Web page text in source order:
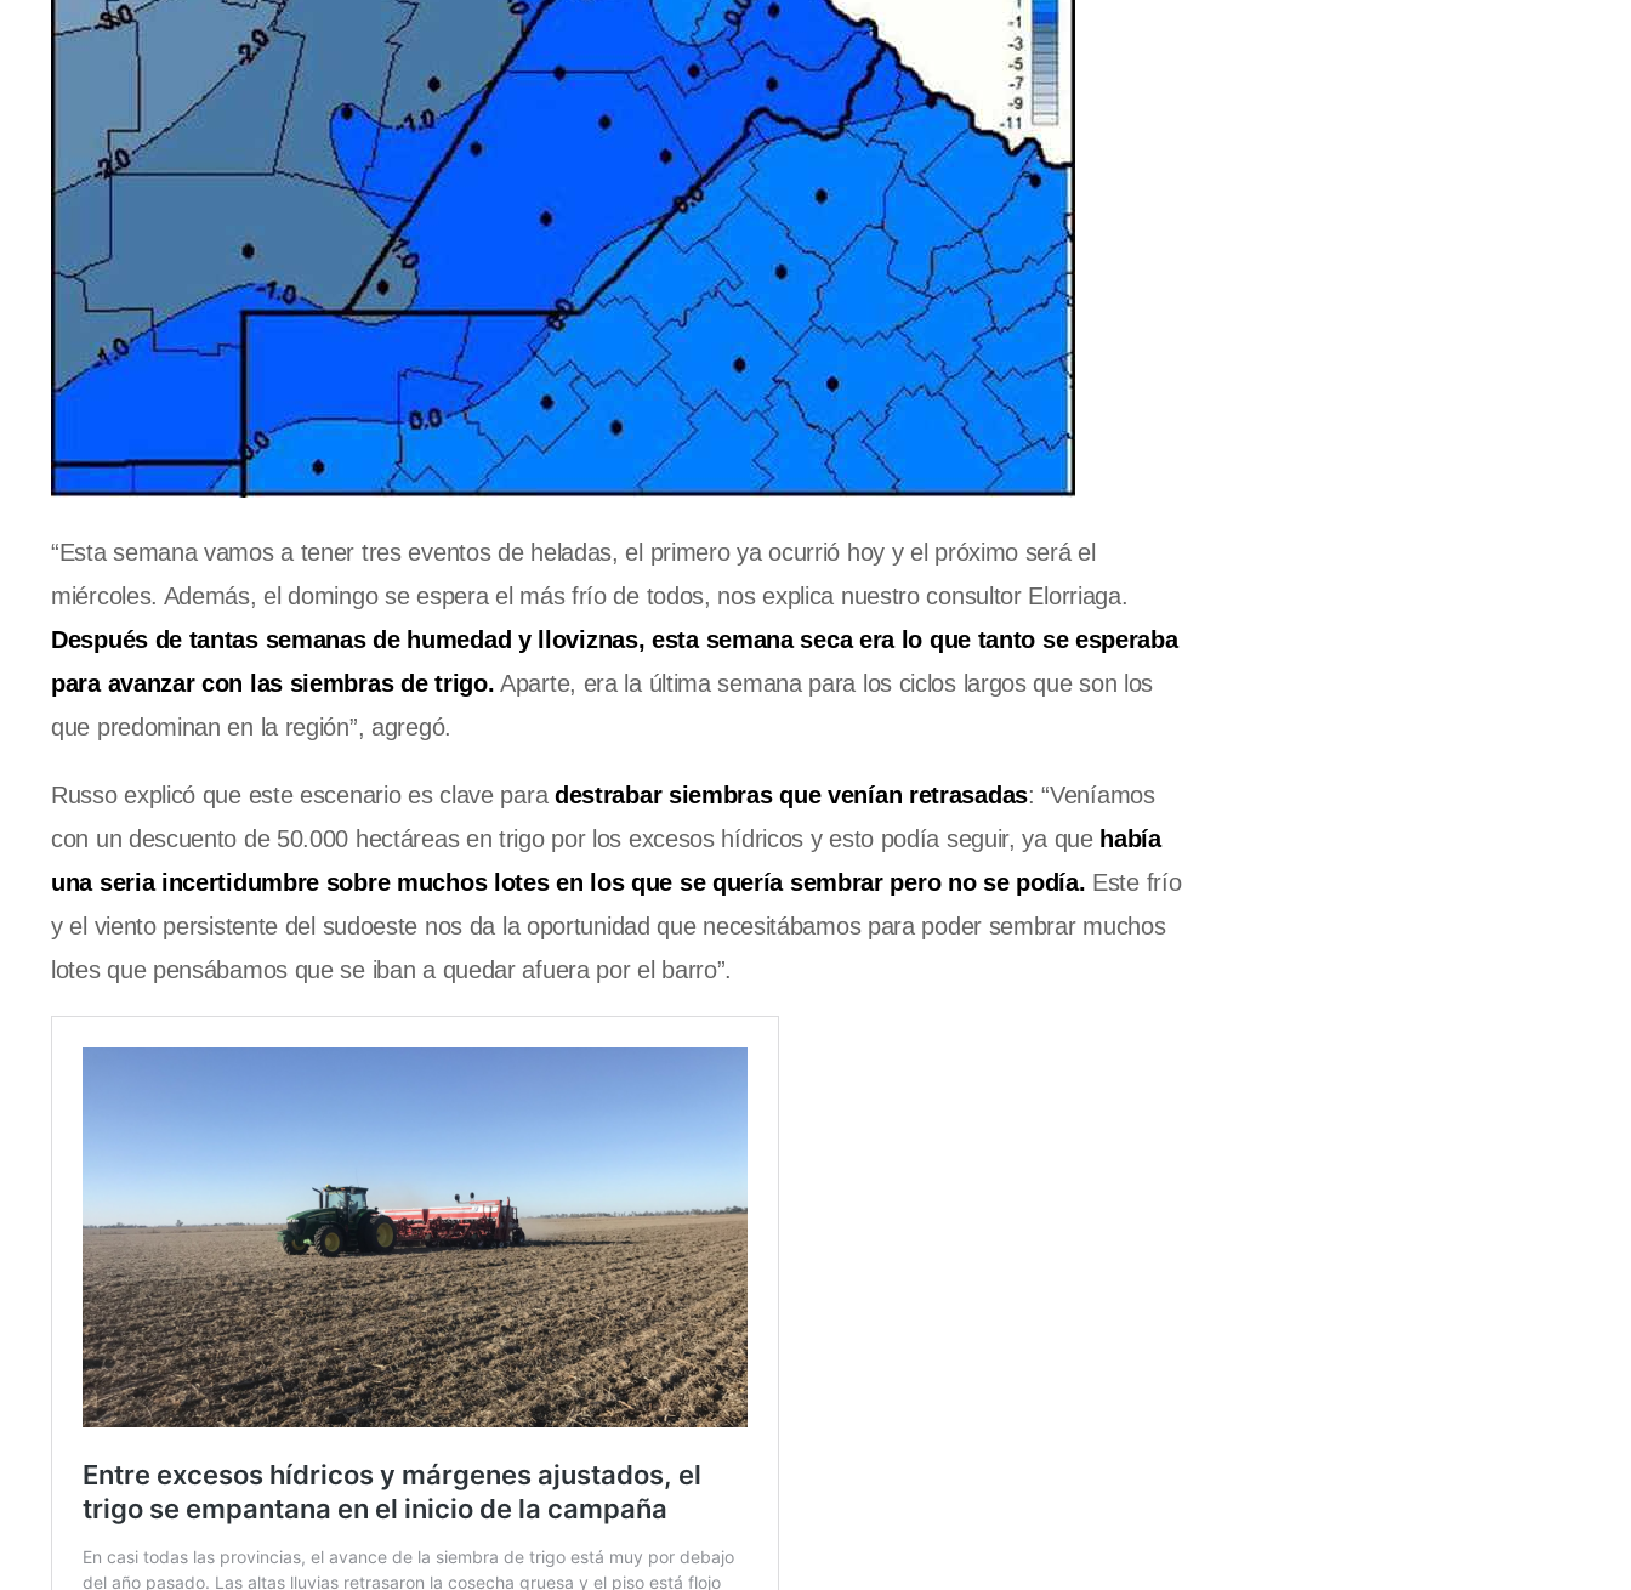
“Esta semana vamos a tener tres eventos de heladas, el primero ya ocurrió hoy y el próximo será el
miércoles. Además, el domingo se espera el más frío de todos, nos explica nuestro consultor Elorriaga.
Después de tantas semanas de humedad y lloviznas, esta semana seca era lo que tanto se esperaba
para avanzar con las siembras de trigo. Aparte, era la última semana para los ciclos largos que son los
que predominan en la región”, agregó.
Russo explicó que este escenario es clave para destrabar siembras que venían retrasadas: “Veníamos
con un descuento de 50.000 hectáreas en trigo por los excesos hídricos y esto podía seguir, ya que había
una seria incertidumbre sobre muchos lotes en los que se quería sembrar pero no se podía. Este frío
y el viento persistente del sudoeste nos da la oportunidad que necesitábamos para poder sembrar muchos
lotes que pensábamos que se iban a quedar afuera por el barro”.